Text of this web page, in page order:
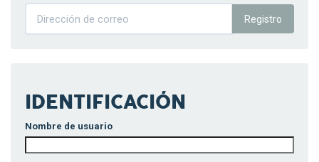
Registro
IDENTIFICACIÓN
Nombre de usuario